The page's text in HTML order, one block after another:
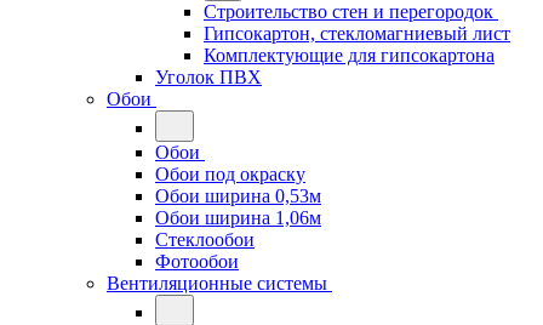
Строительство стен и перегородок
Гипсокартон, стекломагниевый лист
Комплектующие для гипсокартона
Уголок ПВХ
Обои
Обои
Обои под окраску
Обои ширина 0,53м
Обои ширина 1,06м
Стеклообои
Фотообои
Вентиляционные системы